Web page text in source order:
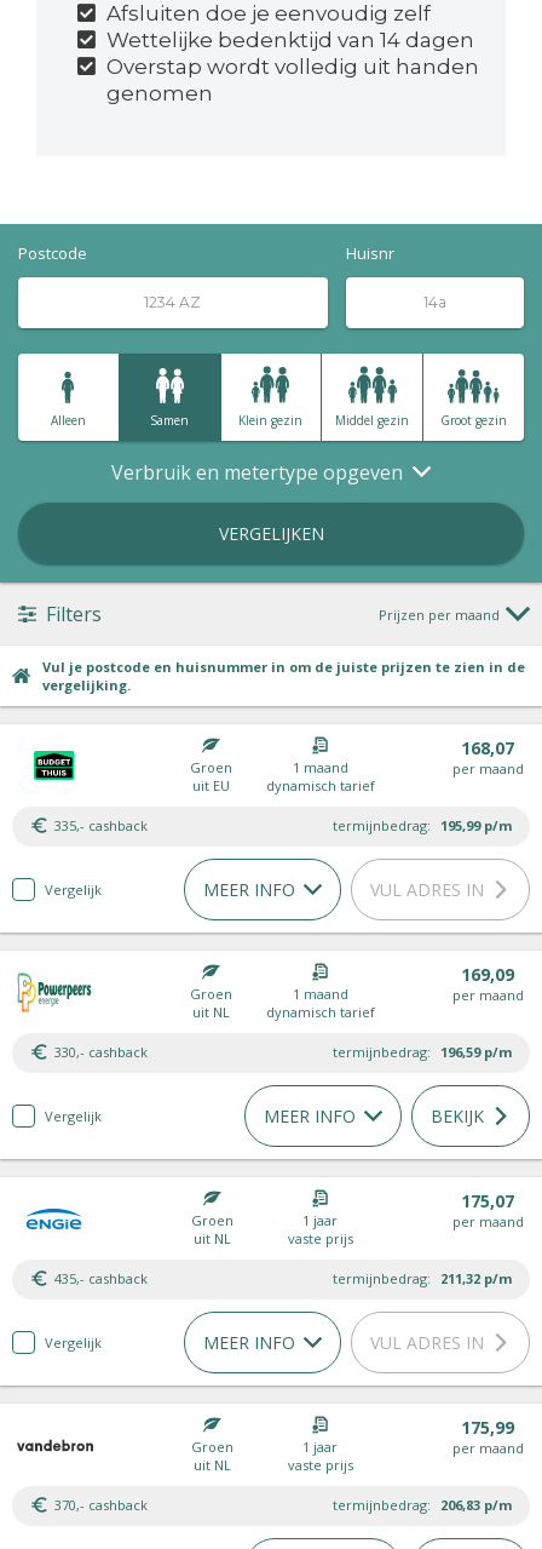
Afsluiten doe je eenvoudig zelf
Wettelijke bedenktijd van 14 dagen
Overstap wordt volledig uit handen
genomen
Postcode Huisnr
Alleen Samen Klein gezin Middel gezin Groot gezin
Verbruik en metertype opgeven
VERGELIJKEN
Filters Prijzen per maand
Vul je postcode en huisnummer in om de juiste prijzen te zien in de
vergelijking.
Groen
uit EU
1 maand
dynamisch tarief
168,07
per maand
335,- cashback termijnbedrag: 195,99 p/m
Vergelijk MEER INFO VUL ADRES IN
Groen
uit NL
1 maand
dynamisch tarief
169,09
per maand
330,- cashback termijnbedrag: 196,59 p/m
Vergelijk MEER INFO BEKIJK
Groen
uit NL
1 jaar
vaste prijs
175,07
per maand
435,- cashback termijnbedrag: 211,32 p/m
Vergelijk MEER INFO VUL ADRES IN
Groen
uit NL
1 jaar
vaste prijs
175,99
per maand
370,- cashback termijnbedrag: 206,83 p/m